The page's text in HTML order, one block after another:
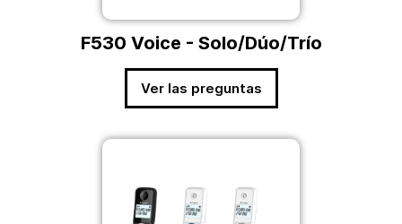
F530 Voice - Solo/Dúo/Trío
Ver las preguntas